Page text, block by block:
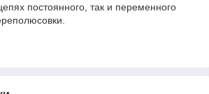
постоянного, так и переменного